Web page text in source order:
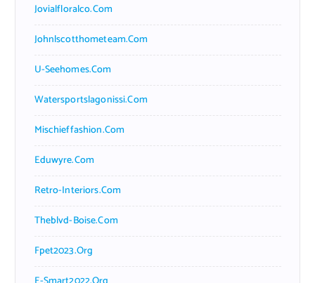
Jovialfloralco.com
Johnlscotthometeam.com
U-Seehomes.com
Watersportslagonissi.com
Mischieffashion.com
Eduwyre.com
Retro-Interiors.com
Theblvd-Boise.com
Fpet2023.org